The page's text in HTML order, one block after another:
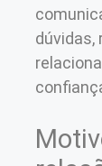
dúvidas,